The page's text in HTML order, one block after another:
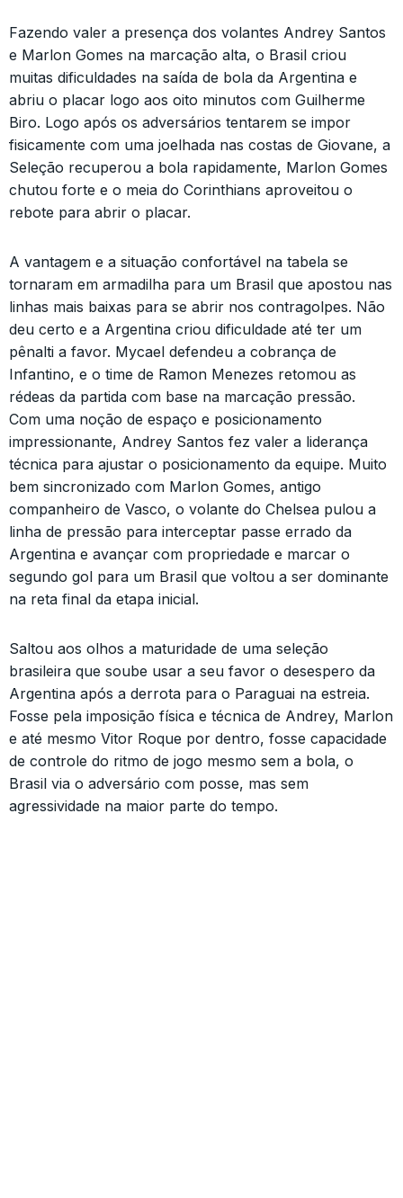
Fazendo valer a presença dos volantes Andrey Santos
e Marlon Gomes na marcação alta, o Brasil criou
muitas dificuldades na saída de bola da Argentina e
abriu o placar logo aos oito minutos com Guilherme
Biro. Logo após os adversários tentarem se impor
fisicamente com uma joelhada nas costas de Giovane, a
Seleção recuperou a bola rapidamente, Marlon Gomes
chutou forte e o meia do Corinthians aproveitou o
rebote para abrir o placar.
A vantagem e a situação confortável na tabela se
tornaram em armadilha para um Brasil que apostou nas
linhas mais baixas para se abrir nos contragolpes. Não
deu certo e a Argentina criou dificuldade até ter um
pênalti a favor. Mycael defendeu a cobrança de
Infantino, e o time de Ramon Menezes retomou as
rédeas da partida com base na marcação pressão.
Com uma noção de espaço e posicionamento
impressionante, Andrey Santos fez valer a liderança
técnica para ajustar o posicionamento da equipe. Muito
bem sincronizado com Marlon Gomes, antigo
companheiro de Vasco, o volante do Chelsea pulou a
linha de pressão para interceptar passe errado da
Argentina e avançar com propriedade e marcar o
segundo gol para um Brasil que voltou a ser dominante
na reta final da etapa inicial.
Saltou aos olhos a maturidade de uma seleção
brasileira que soube usar a seu favor o desespero da
Argentina após a derrota para o Paraguai na estreia.
Fosse pela imposição física e técnica de Andrey, Marlon
e até mesmo Vitor Roque por dentro, fosse capacidade
de controle do ritmo de jogo mesmo sem a bola, o
Brasil via o adversário com posse, mas sem
agressividade na maior parte do tempo.